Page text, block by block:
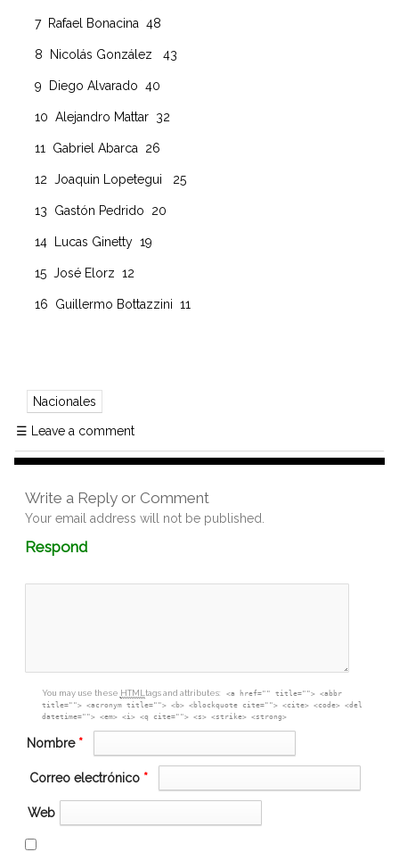
7 Rafael Bonacina 48
8 Nicolás González 43
9 Diego Alvarado 40
10 Alejandro Mattar 32
11 Gabriel Abarca 26
12 Joaquin Lopetegui 25
13 Gastón Pedrido 20
14 Lucas Ginetty 19
15 José Elorz 12
16 Guillermo Bottazzini 11
Nacionales
☰ Leave a comment
Write a Reply or Comment
Your email address will not be published.
RespondComment
box
You may use these HTML tags and attributes:
<a href="" title=""> <abbr
title=""> <acronym title=""> <b> <blockquote cite=""> <cite> <code> <del
datetime=""> <em> <i> <q cite=""> <s> <strike> <strong>
Nombre *
Correo electrónico *
Web